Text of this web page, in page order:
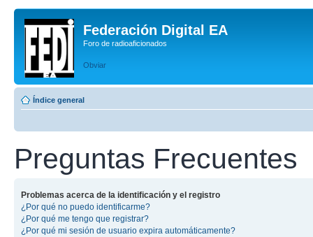
Federación Digital EA
Foro de radioaficionados
Obviar
Índice general
Preguntas Frecuentes
Problemas acerca de la identificación y el registro
¿Por qué no puedo identificarme?
¿Por qué me tengo que registrar?
¿Por qué mi sesión de usuario expira automáticamente?